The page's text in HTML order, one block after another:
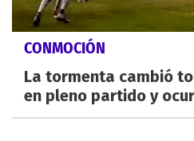
CONMOCIÓN
La tormenta cambió
en pleno partido y